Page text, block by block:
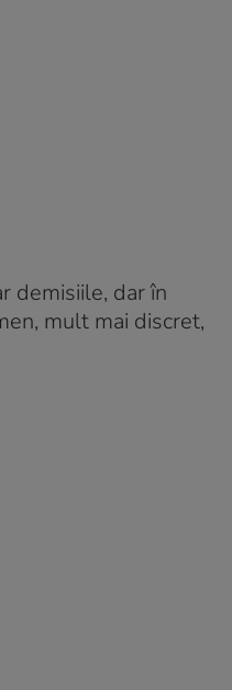
demisiile, dar în
mult mai discret,